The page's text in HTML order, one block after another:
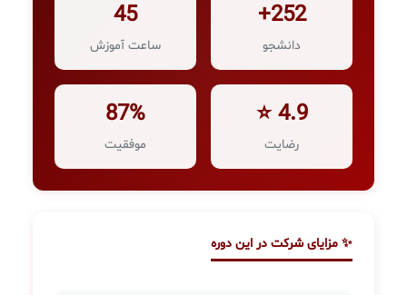
252+
دانشجو
45
ساعت آموزش
4.9 ⭐
رضایت
87%
موفقیت
✨ مزایای شرکت در این دوره